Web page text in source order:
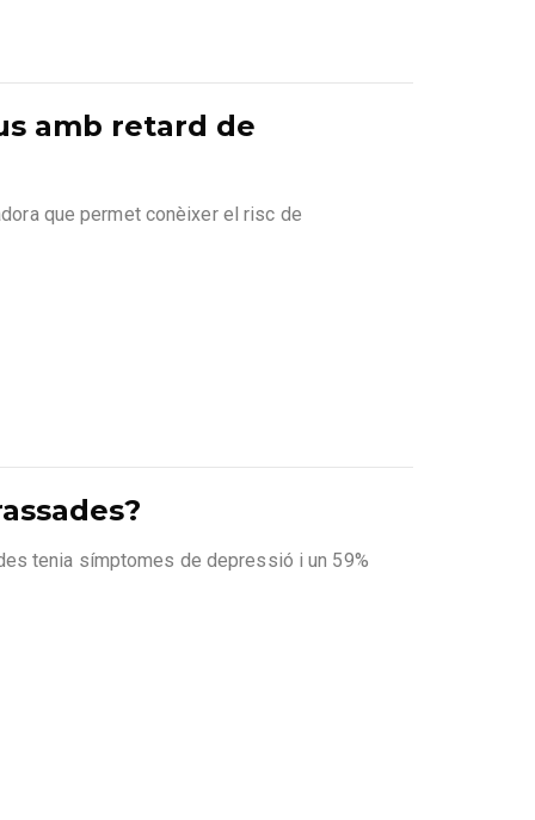
amb retard de
que permet conèixer el risc de
tenia símptomes de depressió i un 59%